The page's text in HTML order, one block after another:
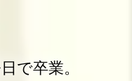
で卒業。